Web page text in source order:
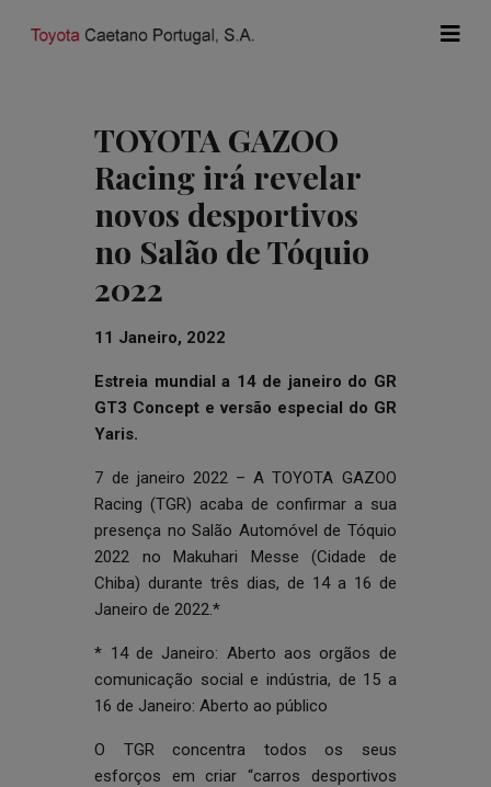
TOYOTA GAZOO
Racing irá revelar
novos desportivos
no Salão de Tóquio
2022
11 Janeiro, 2022
Estreia mundial a 14 de janeiro do GR
GT3 Concept e versão especial do GR
Yaris.
7 de janeiro 2022 – A TOYOTA GAZOO
Racing (TGR) acaba de confirmar a sua
presença no Salão Automóvel de Tóquio
2022 no Makuhari Messe (Cidade de
Chiba) durante três dias, de 14 a 16 de
Janeiro de 2022.*
* 14 de Janeiro: Aberto aos orgãos de
comunicação social e indústria, de 15 a
16 de Janeiro: Aberto ao público
O TGR concentra todos os seus
esforços em criar “carros desportivos